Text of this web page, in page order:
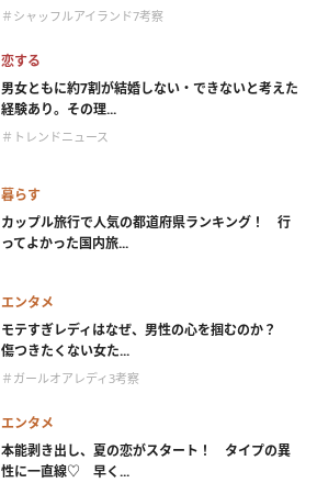
＃シャッフルアイランド7考察
恋する
男女ともに約7割が結婚しない・できないと考えた
経験あり。その理...
＃トレンドニュース
暮らす
カップル旅行で人気の都道府県ランキング！ 行
ってよかった国内旅...
エンタメ
モテすぎレディはなぜ、男性の心を掴むのか？
傷つきたくない女た...
＃ガールオアレディ3考察
エンタメ
本能剥き出し、夏の恋がスタート！ タイプの異
性に一直線♡ 早く...